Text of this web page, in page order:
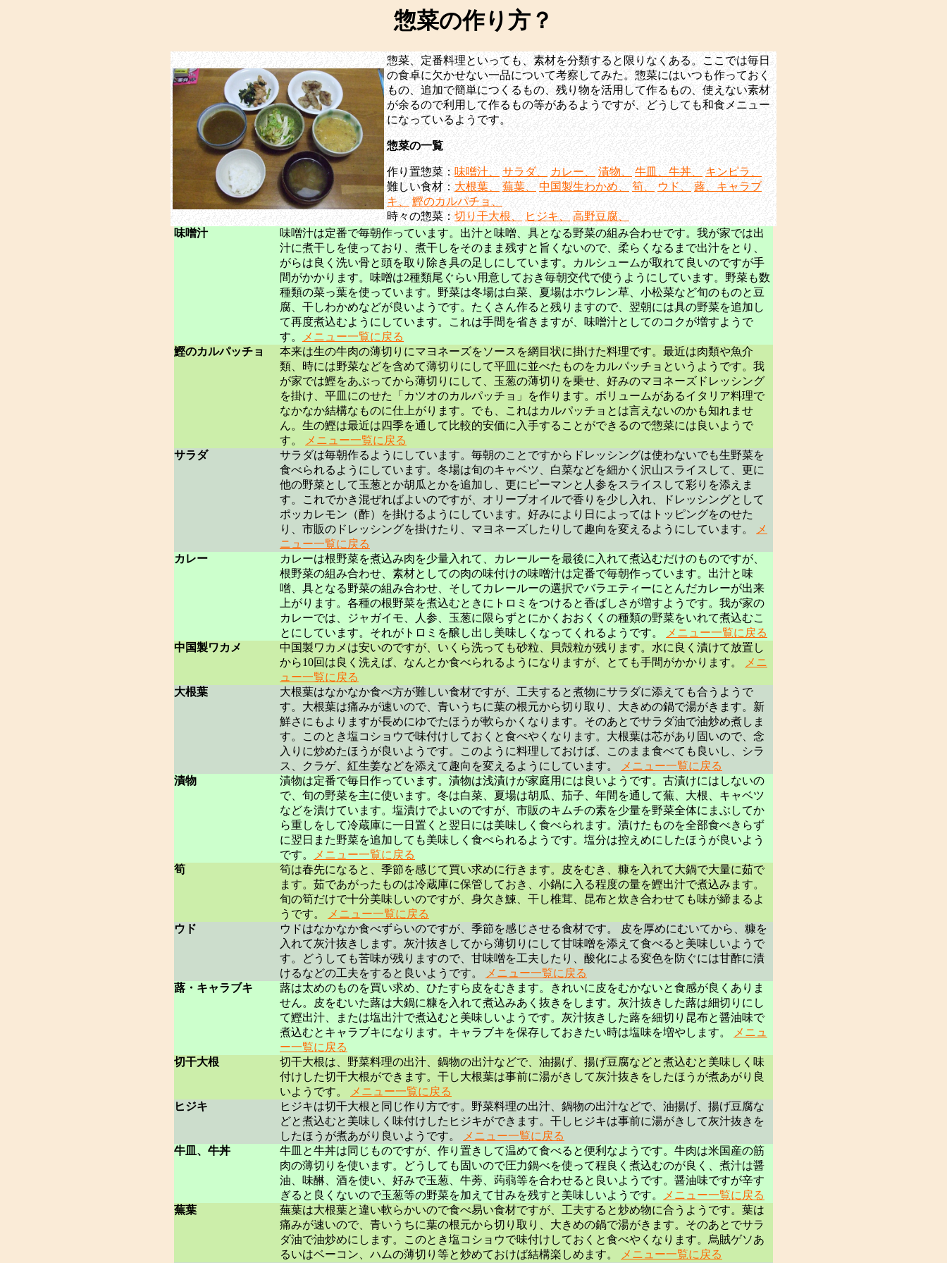
惣菜の作り方？
惣菜、定番料理といっても、素材を分類すると限りなくある。ここでは毎日
の食卓に欠かせない一品について考察してみた。惣菜にはいつも作っておく
もの、追加で簡単につくるもの、残り物を活用して作るもの、使えない素材
が余るので利用して作るもの等があるようですが、どうしても和食メニュー
になっているようです。
惣菜の一覧
作り置惣菜： 味噌汁、 サラダ、 カレー、 漬物、 牛皿、牛丼、
キンピラ、
難しい食材： 大根葉、 蕪葉、 中国製生わかめ、 筍、 ウド、
蕗、キャラブ
キ、
鰹のカルパチョ、
時々の惣菜： 切り干大根、 ヒジキ、
高野豆腐、
味噌汁
味噌汁は定番で毎朝作っています。出汁と味噌、具となる野菜の組み合わせです。我が家では出
汁に煮干しを使っており、煮干しをそのまま残すと旨くないので、柔らくなるまで出汁をとり、
がらは良く洗い骨と頭を取り除き具の足しにしています。カルシュームが取れて良いのですが手
間がかかります。味噌は2種類尾ぐらい用意しておき毎朝交代で使うようにしています。野菜も数
種類の菜っ葉を使っています。野菜は冬場は白菜、夏場はホウレン草、小松菜など旬のものと豆
腐、干しわかめなどが良いようです。たくさん作ると残りますので、翌朝には具の野菜を追加し
て再度煮込むようにしています。これは手間を省きますが、味噌汁としてのコクが増すようで
す。
メニュー一覧に戻る
鰹のカルパッチョ
本来は生の牛肉の薄切りにマヨネーズをソースを網目状に掛けた料理です。最近は肉類や魚介
類、時には野菜などを含めて薄切りにして平皿に並べたものをカルパッチョというようです。我
が家では鰹をあぶってから薄切りにして、玉葱の薄切りを乗せ、好みのマヨネーズドレッシング
を掛け、平皿にのせた「カツオのカルパッチョ」を作ります。ボリュームがあるイタリア料理で
なかなか結構なものに仕上がります。でも、これはカルパッチョとは言えないのかも知れませ
ん。生の鰹は最近は四季を通して比較的安価に入手することができるので惣菜には良いようで
す。
メニュー一覧に戻る
サラダ
サラダは毎朝作るようにしています。毎朝のことですからドレッシングは使わないでも生野菜を
食べられるようにしています。冬場は旬のキャベツ、白菜などを細かく沢山スライスして、更に
他の野菜として玉葱とか胡瓜とかを追加し、更にピーマンと人参をスライスして彩りを添えま
す。これでかき混ぜればよいのですが、オリーブオイルで香りを少し入れ、ドレッシングとして
ポッカレモン（酢）を掛けるようにしています。好みにより日によってはトッピングをのせた
り、市販のドレッシングを掛けたり、マヨネーズしたりして趣向を変えるようにしています。
メ
ニュー一覧に戻る
カレー
カレーは根野菜を煮込み肉を少量入れて、カレールーを最後に入れて煮込むだけのものですが、
根野菜の組み合わせ、素材としての肉の味付けの味噌汁は定番で毎朝作っています。出汁と味
噌、具となる野菜の組み合わせ、そしてカレールーの選択でバラエティーにとんだカレーが出来
上がります。各種の根野菜を煮込むときにトロミをつけると香ばしさが増すようです。我が家の
カレーでは、ジャガイモ、人参、玉葱に限らずとにかくおおくくの種類の野菜をいれて煮込むこ
とにしています。それがトロミを醸し出し美味しくなってくれるようです。
メニュー一覧に戻る
中国製ワカメ
中国製ワカメは安いのですが、いくら洗っても砂粒、貝殻粒が残ります。水に良く漬けて放置し
から10回は良く洗えば、なんとか食べられるようになりますが、とても手間がかかります。
メニ
ュー一覧に戻る
大根葉
大根葉はなかなか食べ方が難しい食材ですが、工夫すると煮物にサラダに添えても合うようで
す。大根葉は痛みが速いので、青いうちに葉の根元から切り取り、大きめの鍋で湯がきます。新
鮮さにもよりますが長めにゆでたほうが軟らかくなります。そのあとでサラダ油で油炒め煮しま
す。このとき塩コショウで味付けしておくと食べやくなります。大根葉は芯があり固いので、念
入りに炒めたほうが良いようです。このように料理しておけば、このまま食べても良いし、シラ
ス、クラゲ、紅生姜などを添えて趣向を変えるようにしています。
メニュー一覧に戻る
漬物
漬物は定番で毎日作っています。漬物は浅漬けが家庭用には良いようです。古漬けにはしないの
で、旬の野菜を主に使います。冬は白菜、夏場は胡瓜、茄子、年間を通して蕪、大根、キャベツ
などを漬けています。塩漬けでよいのですが、市販のキムチの素を少量を野菜全体にまぶしてか
ら重しをして冷蔵庫に一日置くと翌日には美味しく食べられます。漬けたものを全部食べきらず
に翌日また野菜を追加しても美味しく食べられるようです。塩分は控えめにしたほうが良いよう
です。
メニュー一覧に戻る
筍
筍は春先になると、季節を感じて買い求めに行きます。皮をむき、糠を入れて大鍋で大量に茹で
ます。茹であがったものは冷蔵庫に保管しておき、小鍋に入る程度の量を鰹出汁で煮込みます。
旬の筍だけで十分美味しいのですが、身欠き鰊、干し椎茸、昆布と炊き合わせても味が締まるよ
うです。
メニュー一覧に戻る
ウド
ウドはなかなか食べずらいのですが、季節を感じさせる食材です。 皮を厚めにむいてから、糠を
入れて灰汁抜きします。灰汁抜きしてから薄切りにして甘味噌を添えて食べると美味しいようで
す。どうしても苦味が残りますので、甘味噌を工夫したり、酸化による変色を防ぐには甘酢に漬
けるなどの工夫をすると良いようです。
メニュー一覧に戻る
蕗・キャラブキ
蕗は太めのものを買い求め、ひたすら皮をむきます。きれいに皮をむかないと食感が良くありま
せん。皮をむいた蕗は大鍋に糠を入れて煮込みあく抜きをします。灰汁抜きした蕗は細切りにし
て鰹出汁、または塩出汁で煮込むと美味しいようです。灰汁抜きした蕗を細切り昆布と醤油味で
煮込むとキャラブキになります。キャラブキを保存しておきたい時は塩味を増やします。
メニュ
ー一覧に戻る
切干大根
切干大根は、野菜料理の出汁、鍋物の出汁などで、油揚げ、揚げ豆腐などと煮込むと美味しく味
付けした切干大根ができます。干し大根葉は事前に湯がきして灰汁抜きをしたほうが煮あがり良
いようです。
メニュー一覧に戻る
ヒジキ
ヒジキは切干大根と同じ作り方です。野菜料理の出汁、鍋物の出汁などで、油揚げ、揚げ豆腐な
どと煮込むと美味しく味付けしたヒジキができます。干しヒジキは事前に湯がきして灰汁抜きを
したほうが煮あがり良いようです。
メニュー一覧に戻る
牛皿、牛丼
牛皿と牛丼は同じものですが、作り置きして温めて食べると便利なようです。牛肉は米国産の筋
肉の薄切りを使います。どうしても固いので圧力鍋べを使って程良く煮込むのが良く、煮汁は醤
油、味醂、酒を使い、好みで玉葱、牛蒡、蒟蒻等を合わせると良いようです。醤油味ですが辛す
ぎると良くないので玉葱等の野菜を加えて甘みを残すと美味しいようです。
メニュー一覧に戻る
蕪葉
蕪葉は大根葉と違い軟らかいので食べ易い食材ですが、工夫すると炒め物に合うようです。葉は
痛みが速いので、青いうちに葉の根元から切り取り、大きめの鍋で湯がきます。そのあとでサラ
ダ油で油炒めにします。このとき塩コショウで味付けしておくと食べやくなります。烏賊ゲソあ
るいはベーコン、ハムの薄切り等と炒めておけば結構楽しめます。
メニュー一覧に戻る